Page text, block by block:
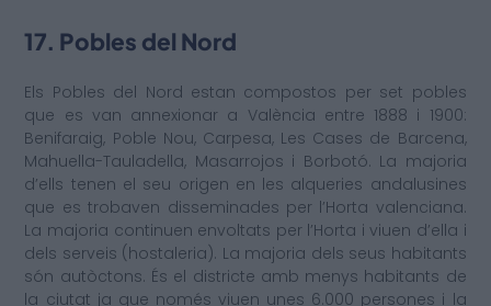
17. Pobles del Nord
Els Pobles del Nord estan compostos per set pobles
que es van annexionar a València entre 1888 i 1900:
Benifaraig, Poble Nou, Carpesa, Les Cases de Barcena,
Mahuella-Tauladella, Masarrojos i Borbotó. La majoria
d’ells tenen el seu origen en les alqueries andalusines
que es trobaven disseminades per l’Horta valenciana.
La majoria continuen envoltats per l’Horta i viuen d’ella i
dels serveis (hostaleria). La majoria dels seus habitants
són autòctons. És el districte amb menys habitants de
la ciutat ja que només viuen unes 6.000 persones i la